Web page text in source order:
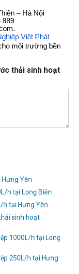
– Hà Nội
889
Việt Phát
môi trường bền
thải sinh hoạt
Yên
h tại Long Biên
h tại Hưng Yên
sinh hoạt
1000L/h tại Long
250L/h tại Hưng